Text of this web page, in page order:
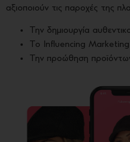
αξιοποιούν τις παροχές της
Την δημιουργία
Το Influencing Marketing
Την προώθηση